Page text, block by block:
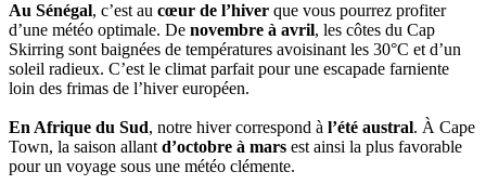
Au Sénégal, c’est au cœur de l’hiver que vous pourrez profiter
d’une météo optimale. De novembre à avril, les côtes du Cap
Skirring sont baignées de températures avoisinant les 30°C et d’un
soleil radieux. C’est le climat parfait pour une escapade farniente
loin des frimas de l’hiver européen.
En Afrique du Sud, notre hiver correspond à l’été austral. À Cape
Town, la saison allant d’octobre à mars est ainsi la plus favorable
pour un voyage sous une météo clémente.